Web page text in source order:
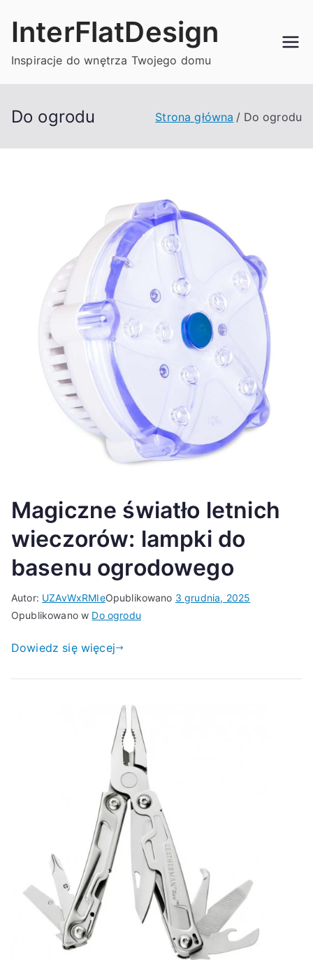
InterFlatDesign
Inspiracje do wnętrza Twojego domu
Do ogrodu Strona główna Do ogrodu
Magiczne światło letnich
wieczorów: lampki do
basenu ogrodowego
Autor: UZAvWxRMIeOpublikowano 3 grudnia, 2025
Opublikowano w Do ogrodu
Dowiedz się więcej